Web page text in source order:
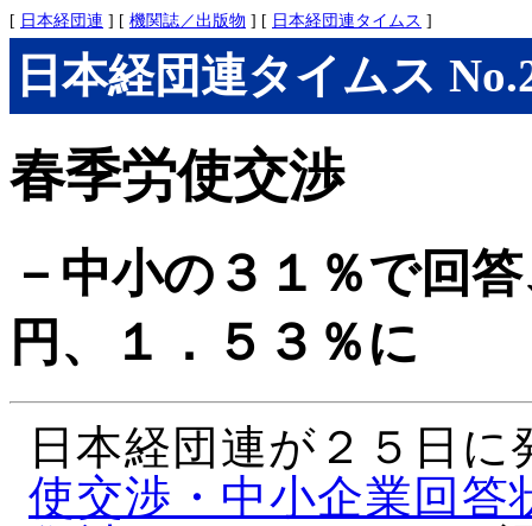
[ 日本経団連 ] [ 機関誌／出版物 ] [ 日本経団連タイムス ]
日本経団連タイムス
春季労使交渉
－中小の３１％で回
円、１．５３％に
日本経団連が２５日に
使交渉・中小企業回答